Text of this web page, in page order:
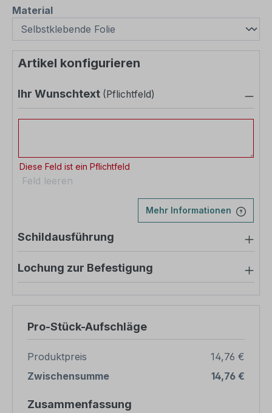
Materialauswählen
Artikel konfigurieren
Ihr Wunschtext (Pflichtfeld)
Diese Feld ist ein Pflichtfeld
Feld leeren
Mehr Informationen
Schildausführung
Lochung zur Befestigung
Pro-Stück-Aufschläge
Produktpreis
14,76 €
Zwischensumme
14,76 €
Zusammenfassung